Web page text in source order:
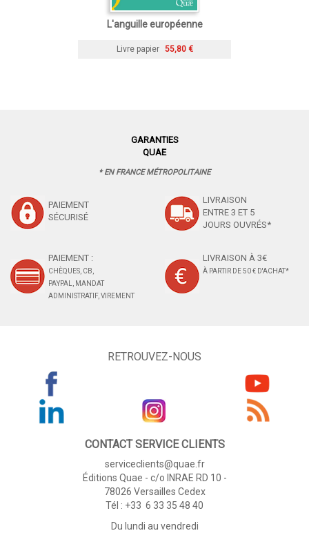
L'anguille européenne
Livre papier 55,80 €
GARANTIES
QUAE
* EN FRANCE MÉTROPOLITAINE
PAIEMENT
SÉCURISÉ
LIVRAISON
ENTRE 3 ET 5
JOURS OUVRÉS*
PAIEMENT :
CHÈQUES, CB,
PAYPAL, MANDAT
ADMINISTRATIF, VIREMENT
LIVRAISON À 3€
À PARTIR DE 50 € D'ACHAT*
RETROUVEZ-NOUS
CONTACT SERVICE CLIENTS
serviceclients@quae.fr
Éditions Quae - c/o INRAE RD 10 -
78026 Versailles Cedex
Tél : +33 6 33 35 48 40
Du lundi au vendredi